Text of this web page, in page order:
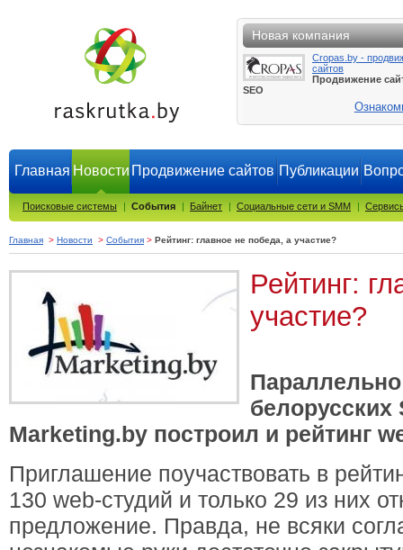
Новая компания
Cropas.by -
сайтов
Продвижение
SEO
Главная Новости Продвижение сайтов Публикации
Поисковые системы | События | Байнет | Социальные сети и SMM |
Главная > Новости > События > Рейтинг: главное не победа, а участие?
Рейтинг:
участие?
белорусских
Marketing.by построил и рейтинг
Приглашение поучаствовать в
130 web-студий и только 29 из них
предложение. Правда, не всяки